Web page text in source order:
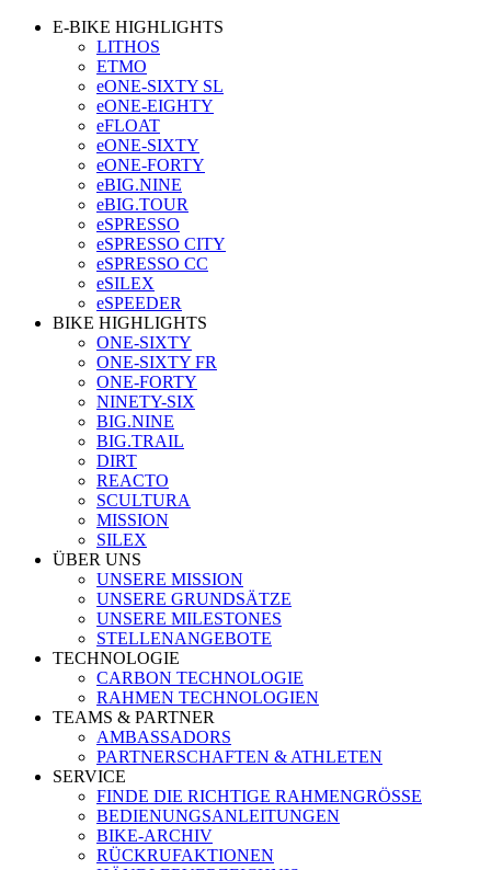
E-BIKE HIGHLIGHTS
LITHOS
ETMO
eONE-SIXTY SL
eONE-EIGHTY
eFLOAT
eONE-SIXTY
eONE-FORTY
eBIG.NINE
eBIG.TOUR
eSPRESSO
eSPRESSO CITY
eSPRESSO CC
eSILEX
eSPEEDER
BIKE HIGHLIGHTS
ONE-SIXTY
ONE-SIXTY FR
ONE-FORTY
NINETY-SIX
BIG.NINE
BIG.TRAIL
DIRT
REACTO
SCULTURA
MISSION
SILEX
ÜBER UNS
UNSERE MISSION
UNSERE GRUNDSÄTZE
UNSERE MILESTONES
STELLENANGEBOTE
TECHNOLOGIE
CARBON TECHNOLOGIE
RAHMEN TECHNOLOGIEN
TEAMS & PARTNER
AMBASSADORS
PARTNERSCHAFTEN & ATHLETEN
SERVICE
FINDE DIE RICHTIGE RAHMENGRÖSSE
BEDIENUNGSANLEITUNGEN
BIKE-ARCHIV
RÜCKRUFAKTIONEN